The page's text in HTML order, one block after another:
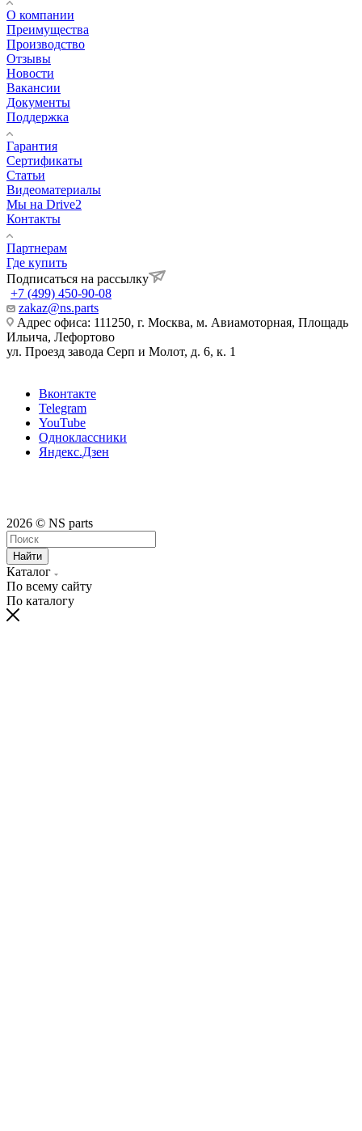
О компании
Преимущества
Производство
Отзывы
Новости
Вакансии
Документы
Поддержка
Гарантия
Сертификаты
Статьи
Видеоматериалы
Мы на Drive2
Контакты
Партнерам
Где купить
Подписаться на рассылку
+7 (499) 450-90-08
zakaz@ns.parts
Адрес офиса: 111250, г. Москва, м. Авиамоторная, Площадь
Ильича, Лефортово
ул. Проезд завода Серп и Молот, д. 6, к. 1
Вконтакте
Telegram
YouTube
Одноклассники
Яндекс.Дзен
2026 © NS parts
Найти
Каталог
По всему сайту
По каталогу